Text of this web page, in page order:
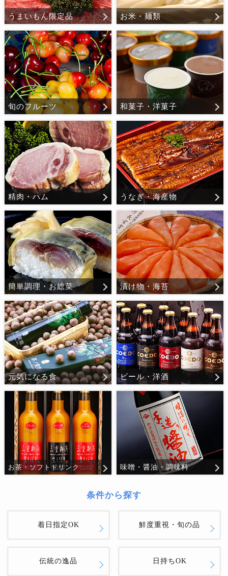
うまいもん限定品 お米・麺類
旬のフルーツ 和菓子・洋菓子
精肉・ハム うなぎ・海産物
簡単調理・お総菜 漬け物・海苔
元気になる食 ビール・洋酒
お茶・ソフトドリンク 味噌・醤油・調味料
条件から探す
着日指定OK 鮮度重視・旬の品
伝統の逸品 日持ちOK